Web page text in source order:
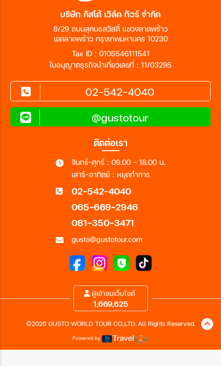
บริษัท กัสโต้ เวิล์ด ทัวร์ จำกัด
8/29 ถนนสุคนธสวัสดิ์ แขวงลาดพร้าว
เขตลาดพร้าว กรุงเทพมหานคร 10230
Tax ID : 0105546111541
ใบอนุญาตธุรกิจนำเที่ยวเลขที่ : 11/03295
02-542-4040
@gustotour
ติดต่อเรา
จันทร์-ศุกร์ : 09.00 - 18.00 น.
เสาร์-อาทิตย์ : หยุดทำการ
02-542-4040
065-669-2946
081-350-3471
gusto@gustotour.com
ผู้เข้าชมเว็บไซต์
1,669,625
©2026 GUSTO WORLD TOUR CO.,LTD. All Rights Reserved.
Powered by